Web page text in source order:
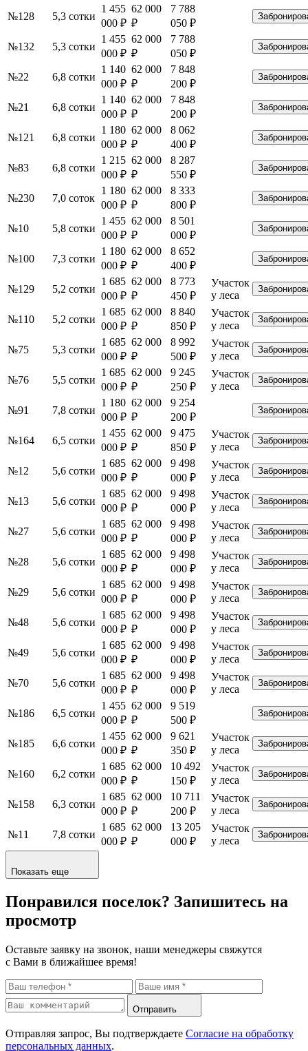
№128 5,3 сотки
1 455
000 ₽
62 000
₽
7 788
050 ₽
№132 5,3 сотки
1 455
000 ₽
62 000
₽
7 788
050 ₽
№22 6,8 сотки
1 140
000 ₽
62 000
₽
7 848
200 ₽
№21 6,8 сотки
1 140
000 ₽
62 000
₽
7 848
200 ₽
№121 6,8 сотки
1 180
000 ₽
62 000
₽
8 062
400 ₽
№83 6,8 сотки
1 215
000 ₽
62 000
₽
8 287
550 ₽
№230 7,0 соток
1 180
000 ₽
62 000
₽
8 333
800 ₽
№10 5,8 сотки
1 455
000 ₽
62 000
₽
8 501
000 ₽
№100 7,3 сотки
1 180
000 ₽
62 000
₽
8 652
400 ₽
№129 5,2 сотки
1 685
000 ₽
62 000
₽
8 773
450 ₽
Участок
у леса
№110 5,2 сотки
1 685
000 ₽
62 000
₽
8 840
850 ₽
Участок
у леса
№75 5,3 сотки
1 685
000 ₽
62 000
₽
8 992
500 ₽
Участок
у леса
№76 5,5 сотки
1 685
000 ₽
62 000
₽
9 245
250 ₽
Участок
у леса
№91 7,8 сотки
1 180
000 ₽
62 000
₽
9 254
200 ₽
№164 6,5 сотки
1 455
000 ₽
62 000
₽
9 475
850 ₽
Участок
у леса
№12 5,6 сотки
1 685
000 ₽
62 000
₽
9 498
000 ₽
Участок
у леса
№13 5,6 сотки
1 685
000 ₽
62 000
₽
9 498
000 ₽
Участок
у леса
№27 5,6 сотки
1 685
000 ₽
62 000
₽
9 498
000 ₽
Участок
у леса
№28 5,6 сотки
1 685
000 ₽
62 000
₽
9 498
000 ₽
Участок
у леса
№29 5,6 сотки
1 685
000 ₽
62 000
₽
9 498
000 ₽
Участок
у леса
№48 5,6 сотки
1 685
000 ₽
62 000
₽
9 498
000 ₽
Участок
у леса
№49 5,6 сотки
1 685
000 ₽
62 000
₽
9 498
000 ₽
Участок
у леса
№70 5,6 сотки
1 685
000 ₽
62 000
₽
9 498
000 ₽
Участок
у леса
№186 6,5 сотки
1 455
000 ₽
62 000
₽
9 519
500 ₽
№185 6,6 сотки
1 455
000 ₽
62 000
₽
9 621
350 ₽
Участок
у леса
№160 6,2 сотки
1 685
000 ₽
62 000
₽
10 492
150 ₽
Участок
у леса
№158 6,3 сотки
1 685
000 ₽
62 000
₽
10 711
200 ₽
Участок
у леса
№11 7,8 сотки
1 685
000 ₽
62 000
₽
13 205
000 ₽
Участок
у леса
Показать еще
Понравился поселок? Запишитесь на
просмотр
Оставьте заявку на звонок, наши менеджеры свяжутся
с Вами в ближайшее время!
Отправить
Отправляя запрос, Вы подтверждаете Согласие на обработку
персональных данных.